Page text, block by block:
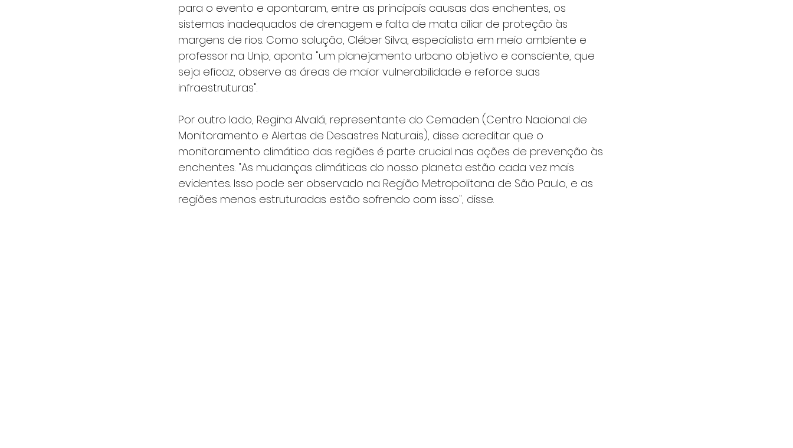
para o evento e apontaram, entre as principais causas das enchentes, os
sistemas inadequados de drenagem e falta de mata ciliar de proteção às
margens de rios. Como solução, Cléber Silva, especialista em meio ambiente e
professor na Unip, aponta "um planejamento urbano objetivo e consciente, que
seja eficaz, observe as áreas de maior vulnerabilidade e reforce suas
infraestruturas".
Por outro lado, Regina Alvalá, representante do Cemaden (Centro Nacional de
Monitoramento e Alertas de Desastres Naturais), disse acreditar que o
monitoramento climático das regiões é parte crucial nas ações de prevenção às
enchentes. "As mudanças climáticas do nosso planeta estão cada vez mais
evidentes. Isso pode ser observado na Região Metropolitana de São Paulo, e as
regiões menos estruturadas estão sofrendo com isso", disse.